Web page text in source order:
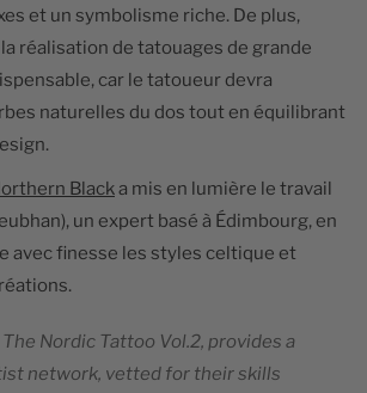
et un symbolisme riche. De plus,
réalisation de tatouages de grande
car le tatoueur devra
naturelles du dos tout en équilibrant
Blacka mis en lumière le travail
un expert basé à Édimbourg, en
avec finesse les styles celtique et
Nordic Tattoo Vol.2, provides a
network, vetted for their skills